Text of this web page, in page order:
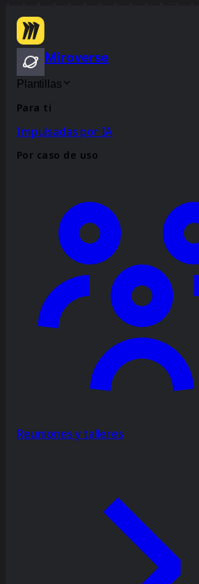
Miroverse
Plantillas
Para ti
Impulsadas por IA
Por caso de uso
Reuniones y talleres